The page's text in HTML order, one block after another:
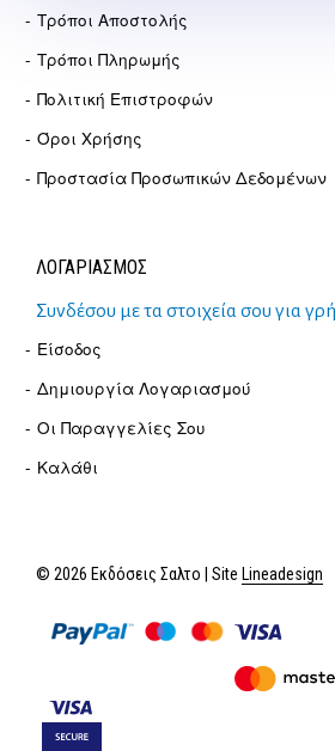
Τρόποι Αποστολής
Τρόποι Πληρωμής
Πολιτική Επιστροφών
Όροι Χρήσης
Προστασία Προσωπικών Δεδομένων
ΛΟΓΑΡΙΑΣΜΟΣ
Συνδέσου με τα στοιχεία σου για
Είσοδος
Δημιουργία Λογαριασμού
Οι Παραγγελίες Σου
Καλάθι
© 2026 Εκδόσεις Σαλτο | Site Lineadesign